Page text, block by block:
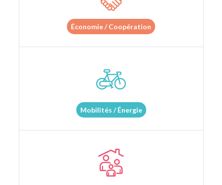
Économie / Coopération
Mobilités / Énergie